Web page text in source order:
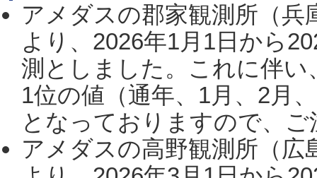
アメダスの郡家観測所（
より、2026年1月1日から
測としました。これに伴い
1位の値（通年、1月、2月
となっておりますので、
アメダスの高野観測所（